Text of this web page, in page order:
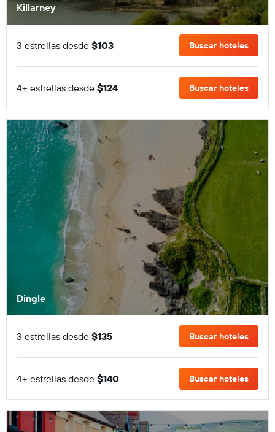
Killarney
3 estrellas desde $103 Buscar hoteles
4+ estrellas desde $124 Buscar hoteles
Dingle
3 estrellas desde $135 Buscar hoteles
4+ estrellas desde $140 Buscar hoteles